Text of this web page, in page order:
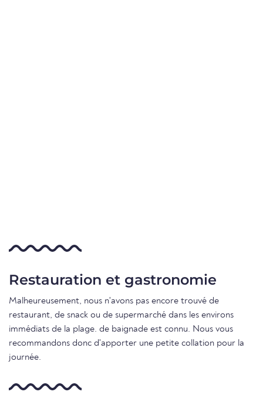
Restauration et gastronomie
Malheureusement, nous n'avons pas encore trouvé de
restaurant, de snack ou de supermarché dans les environs
immédiats de la plage. de baignade est connu. Nous vous
recommandons donc d'apporter une petite collation pour la
journée.